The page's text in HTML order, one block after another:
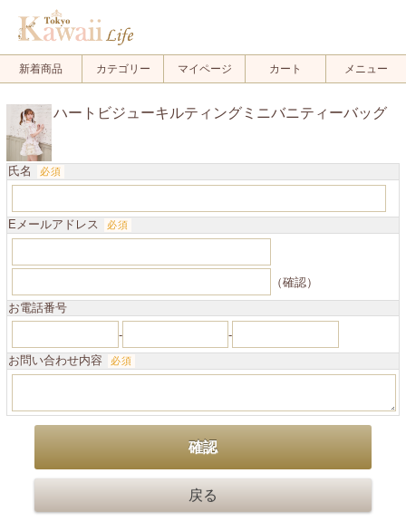
新着商品 カテゴリー マイページ カート メニュー
ハートビジューキルティングミニバニティーバッグ
氏名 必須
Eメールアドレス 必須
（確認）
お電話番号
-
-
お問い合わせ内容
必須